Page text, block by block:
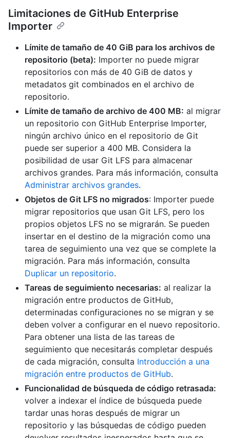
Limitaciones de GitHub Enterprise
Importer
Límite de tamaño de 40 GiB para los archivos de
repositorio (beta): Importer no puede migrar
repositorios con más de 40 GiB de datos y
metadatos git combinados en el archivo de
repositorio.
Límite de tamaño de archivo de 400 MB: al migrar
un repositorio con GitHub Enterprise Importer,
ningún archivo único en el repositorio de Git
puede ser superior a 400 MB. Considera la
posibilidad de usar Git LFS para almacenar
archivos grandes. Para más información, consulta
Administrar archivos grandes.
Objetos de Git LFS no migrados: Importer puede
migrar repositorios que usan Git LFS, pero los
propios objetos LFS no se migrarán. Se pueden
insertar en el destino de la migración como una
tarea de seguimiento una vez que se complete la
migración. Para más información, consulta
Duplicar un repositorio.
Tareas de seguimiento necesarias: al realizar la
migración entre productos de GitHub,
determinadas configuraciones no se migran y se
deben volver a configurar en el nuevo repositorio.
Para obtener una lista de las tareas de
seguimiento que necesitarás completar después
de cada migración, consulta Introducción a una
migración entre productos de GitHub.
Funcionalidad de búsqueda de código retrasada:
volver a indexar el índice de búsqueda puede
tardar unas horas después de migrar un
repositorio y las búsquedas de código pueden